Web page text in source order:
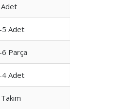
Adet
Parça
4 Adet